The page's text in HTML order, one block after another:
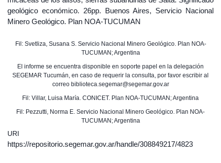
geológico económico. 26pp. Buenos Aires, Servicio Nacional
Minero Geológico. Plan NOA-TUCUMAN
Fil: Svetliza, Susana S. Servicio Nacional Minero Geológico. Plan NOA-
TUCUMAN; Argentina
El informe se encuentra disponible en soporte papel en la delegación
SEGEMAR Tucumán, en caso de requerir la consulta, por favor escribir al
correo biblioteca.segemar@segemar.gov.ar
Fil: Villar, Luisa María. CONICET. Plan NOA-TUCUMAN; Argentina
Fil: Pezzutti, Norma E. Servicio Nacional Minero Geológico. Plan NOA-
TUCUMAN; Argentina
URI
https://repositorio.segemar.gov.ar/handle/308849217/4823